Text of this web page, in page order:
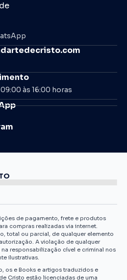
às 16:00 horas
de pagamento, frete e produtos
compras realizadas via internet.
total ou parcial, de qualquer elemento
A violação de qualquer
responsabilização cível e criminal nos
ilustrativas.
os e Books e artigos traduzidos e
Cristo estão licenciadas de uma